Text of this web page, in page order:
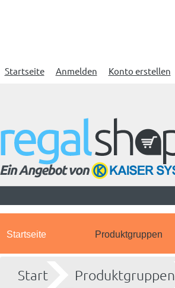
Startseite Anmelden Konto erstellen
Startseite Produktgruppen
Start Produktgruppen